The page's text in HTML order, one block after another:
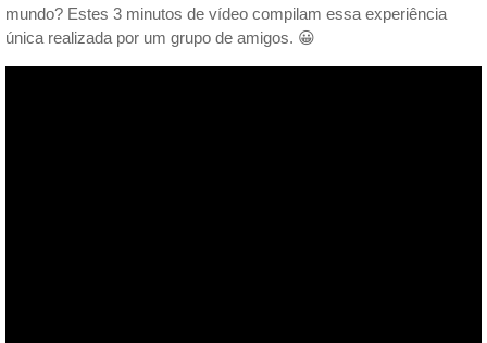
mundo? Estes 3 minutos de vídeo compilam essa experiência
única realizada por um grupo de amigos. 😀